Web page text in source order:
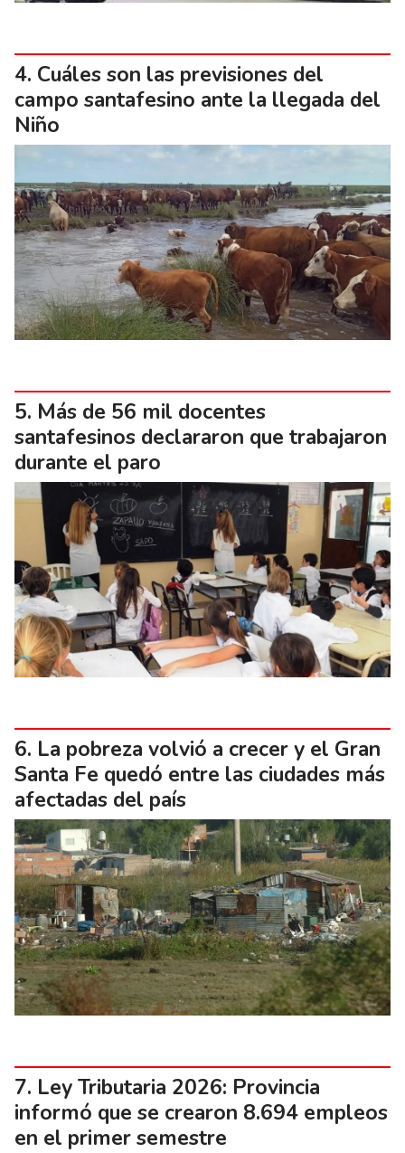
Cuáles son las previsiones del
campo santafesino ante la llegada del
Niño
Más de 56 mil docentes
santafesinos declararon que trabajaron
durante el paro
La pobreza volvió a crecer y el Gran
Santa Fe quedó entre las ciudades más
afectadas del país
Ley Tributaria 2026: Provincia
informó que se crearon 8.694 empleos
en el primer semestre